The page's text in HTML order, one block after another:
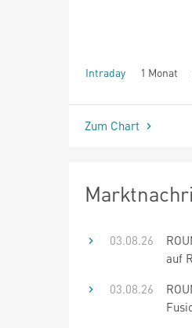
Intraday 1 Monat
seit Beginn
Zum Chart
03.08.26
auf
03.08.26